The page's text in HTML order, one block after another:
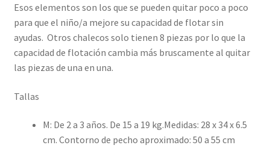
Esos elementos son los que se pueden quitar poco a poco
para que el niño/a mejore su capacidad de flotar sin
ayudas. Otros chalecos solo tienen 8 piezas por lo que la
capacidad de flotación cambia más bruscamente al quitar
las piezas de una en una.
Tallas
M: De 2 a 3 años. De 15 a 19 kg.Medidas: 28 x 34 x 6.5
cm. Contorno de pecho aproximado: 50 a 55 cm